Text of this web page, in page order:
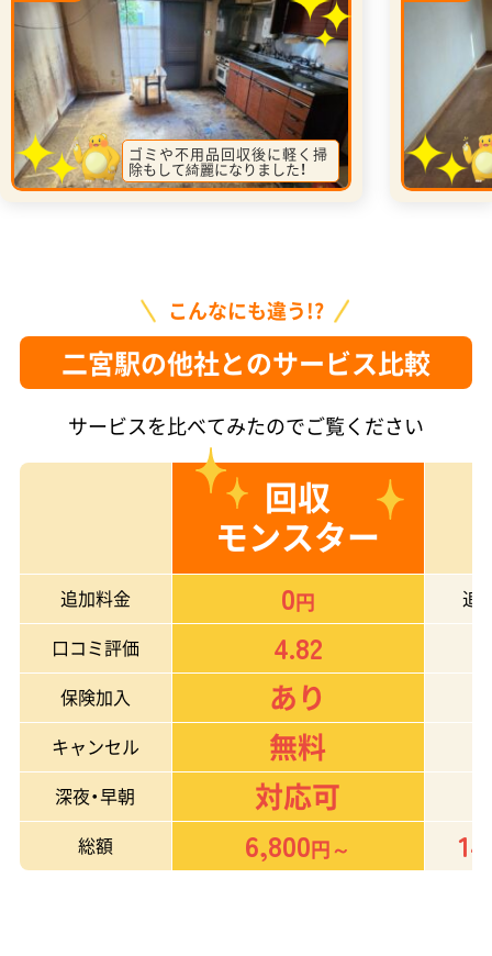
ゴミや不用品回収後に軽く掃
除もして綺麗になりました！
こんなにも違う!?
二宮駅の他社とのサービス比較
サービスを比べてみたのでご覧ください
回収
モンスター
追加料金 0円
追
口コミ評価
4.82
保険加入 あり
キャンセル 無料
深夜・早朝 対応可
総額
6,800円～